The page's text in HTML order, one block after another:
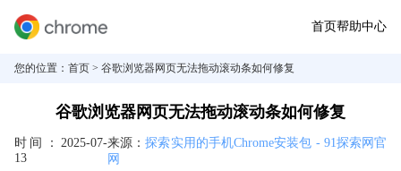
首页帮助中心
您的位置： 首页 > 谷歌浏览器网页无法拖动滚动条如何修复
谷歌浏览器网页无法拖动滚动条如何修复
时间： 2025-07-
13
来源：探索实用的手机Chrome安装包 - 91探索网官
网